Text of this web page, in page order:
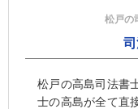
松戸の
松戸の高島司法書
士の高島が全て直